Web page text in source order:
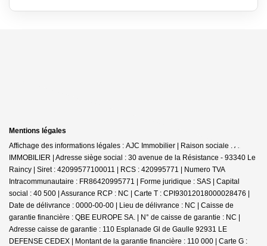
Mentions légales
Affichage des informations légales : AJC Immobilier | Raison sociale : A.J.C.
IMMOBILIER | Adresse siège social : 30 avenue de la Résistance - 93340 Le
Raincy | Siret : 42099577100011 | RCS : 420995771 | Numero TVA
Intracommunautaire : FR86420995771 | Forme juridique : SAS | Capital
social : 40 500 | Assurance RCP : NC | Carte T : CPI93012018000028476 |
Date de délivrance : 0000-00-00 | Lieu de délivrance : NC | Caisse de
garantie financière : QBE EUROPE SA. | N° de caisse de garantie : NC |
Adresse caisse de garantie : 110 Esplanade Gl de Gaulle 92931 LE
DEFENSE CEDEX | Montant de la garantie financière : 110 000 | Carte G :